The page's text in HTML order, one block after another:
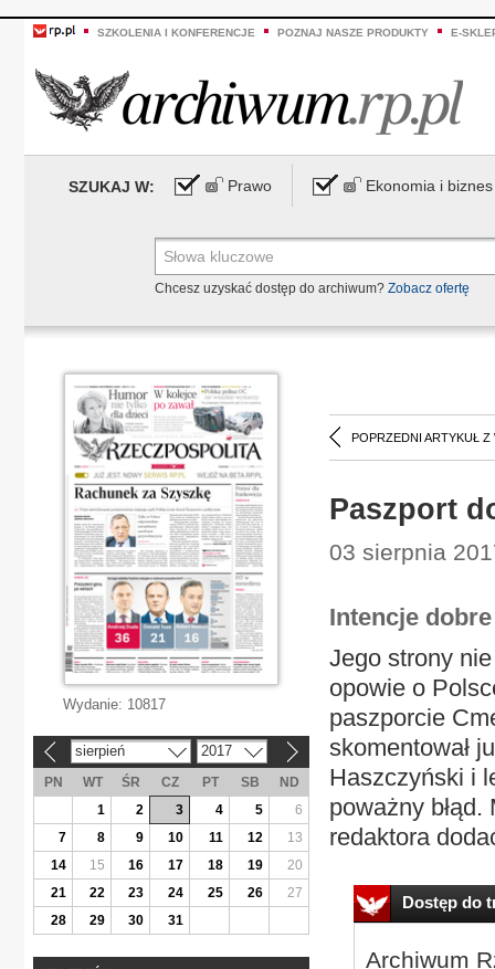
SZKOLENIA I KONFERENCJE POZNAJ NASZE PRODUKTY E-
SZUKAJ W: Prawo Ekonomia i biznes
Chcesz uzyskać dostęp do archiwum? Zobacz ofertę
POPRZEDNI ARTYKUŁ Z
Paszport
03 sierpnia
Intencje
Jego strony
opowie o
paszporcie
skomentował
Haszczyński i
poważny
redaktora
Dostęp do
Archiwum
Wydanie: 10817
sierpień 2017
PN WT ŚR CZ PT SB
ND
1
2 3 4 5
6
7
8 9 10 11 12
13
14
15 16 17 18 19
20
21
22 23 24 25 26
27
28
29 30 31